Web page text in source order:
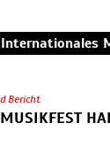
Internationales
Bericht